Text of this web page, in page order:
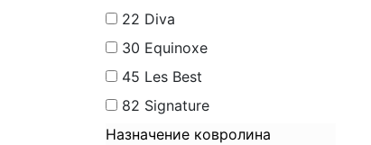
22 Diva
30 Equinoxe
45 Les Best
82 Signature
Назначение ковролина